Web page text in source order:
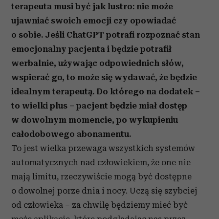
terapeuta musi być jak lustro: nie może
ujawniać swoich emocji czy opowiadać
o sobie. Jeśli ChatGPT potrafi rozpoznać stan
emocjonalny pacjenta i będzie potrafił
werbalnie, używając odpowiednich słów,
wspierać go, to może się wydawać, że będzie
idealnym terapeutą. Do którego na dodatek –
to wielki plus – pacjent będzie miał dostęp
w dowolnym momencie, po wykupieniu
całodobowego abonamentu.
To jest wielka przewaga wszystkich systemów
automatycznych nad człowiekiem, że one nie
mają limitu, rzeczywiście mogą być dostępne
o dowolnej porze dnia i nocy. Uczą się szybciej
od człowieka – za chwilę będziemy mieć być